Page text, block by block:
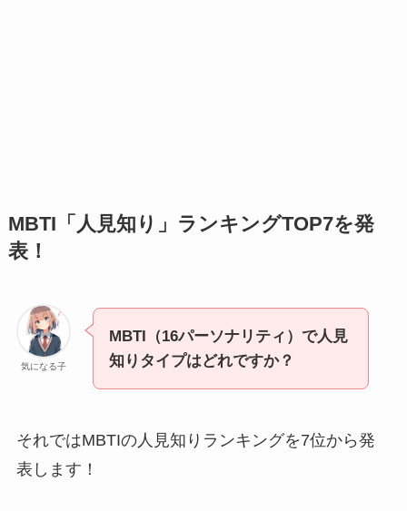
MBTI「人見知り」ランキングTOP7を発
表！
気になる子
MBTI（16パーソナリティ）で人見
知りタイプはどれですか？
それではMBTIの人見知りランキングを7位から発
表します！